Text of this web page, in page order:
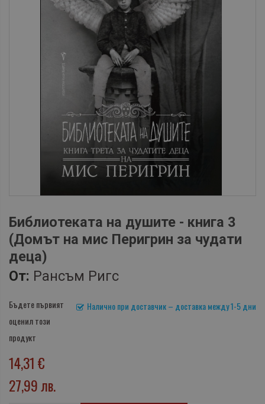
Библиотеката на душите - книга 3
(Домът на мис Перигрин за чудати
деца)
От: Рансъм Ригс
Налично при доставчик – доставка между 1-5 дни
Бъдете първият
оценил този
продукт
14,31 €
27,99 лв.